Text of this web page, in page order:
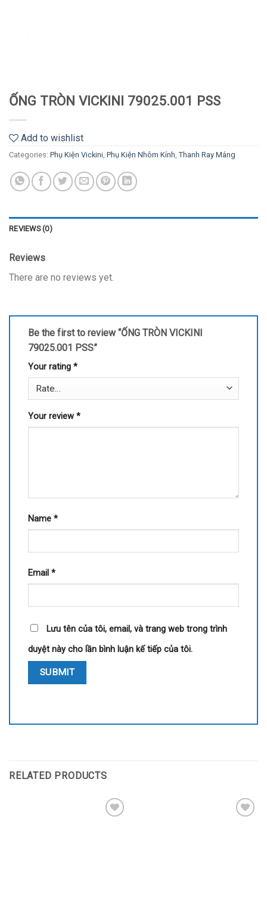
ỐNG TRÒN VICKINI 79025.001 PSS
Add to wishlist
Categories: Phụ Kiện Vickini, Phụ Kiện Nhôm Kính, Thanh Ray Máng
REVIEWS (0)
Reviews
There are no reviews yet.
Be the first to review “ỐNG TRÒN VICKINI
79025.001 PSS”
Your rating *
Your review *
Name *
Email *
Lưu tên của tôi, email, và trang web trong trình
duyệt này cho lần bình luận kế tiếp của tôi.
RELATED PRODUCTS